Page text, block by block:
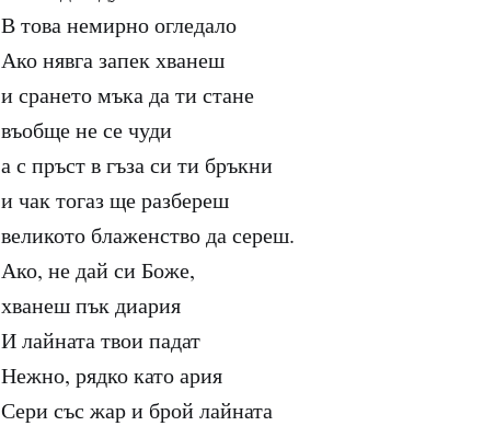
В това немирно огледало
Ако нявга запек хванеш
и срането мъка да ти стане
въобще не се чуди
а с пръст в гъза си ти бръкни
и чак тогаз ще разбереш
великото блаженство да сереш.
Ако, не дай си Боже,
хванеш пък диария
И лайната твои падат
Нежно, рядко като ария
Сери със жар и брой лайната